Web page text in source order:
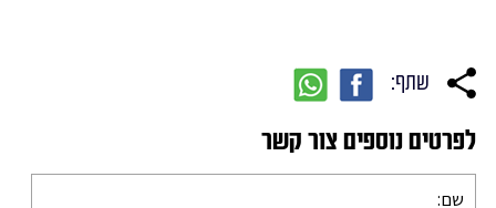
שתף:
לפרטים נוספים צור קשר